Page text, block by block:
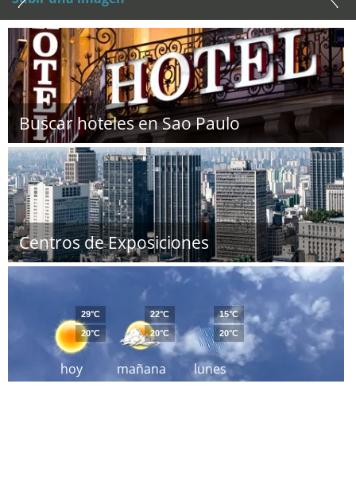
Buscar hoteles en Sao Paulo
Centros de Exposiciones
hoy
29°C
20°C
mañana
22°C
20°C
lunes
15°C
20°C